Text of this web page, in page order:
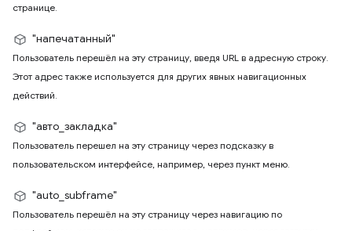
странице.
"напечатанный"
Пользователь перешёл на эту страницу, введя URL в адресную строку.
Этот адрес также используется для других явных навигационных
действий.
"авто_закладка"
Пользователь перешел на эту страницу через подсказку в
пользовательском интерфейсе, например, через пункт меню.
"auto_subframe"
Пользователь перешёл на эту страницу через навигацию по